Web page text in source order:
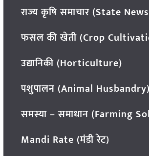
राज्य कृषि समाचार (State
फसल की खेती (Crop
उद्यानिकी (Horticulture)
पशुपालन (Animal Husbandry)
समस्या – समाधान (Farming
Mandi Rate (मंडी रेट)